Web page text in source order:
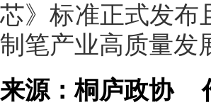
芯》标准正式发布
制笔产业高质量发
来源：桐庐政协